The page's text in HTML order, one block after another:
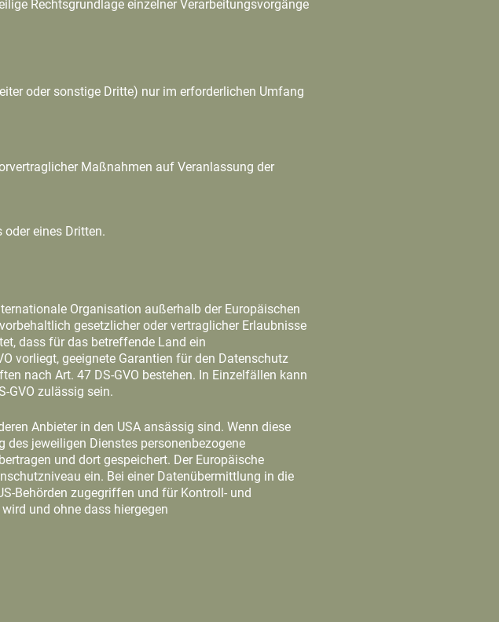
Rechtsgrundlage einzelner Verarbeitungsvorgänge
oder sonstige Dritte) nur im erforderlichen Umfang
Maßnahmen auf Veranlassung der
eines Dritten.
Organisation außerhalb der Europäischen
gesetzlicher oder vertraglicher Erlaubnisse
dass für das betreffende Land ein
vorliegt, geeignete Garantien für den Datenschutz
nach Art. 47 DS-GVO bestehen. In Einzelfällen kann
GVO zulässig sein.
Anbieter in den USA ansässig sind. Wenn diese
jeweiligen Dienstes personenbezogene
und dort gespeichert. Der Europäische
ein. Bei einer Datenübermittlung in die
Behörden zugegriffen und für Kontroll- und
und ohne dass hiergegen